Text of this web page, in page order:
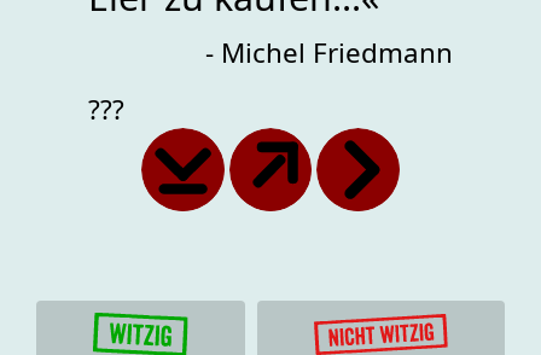
- Michel Friedmann
???